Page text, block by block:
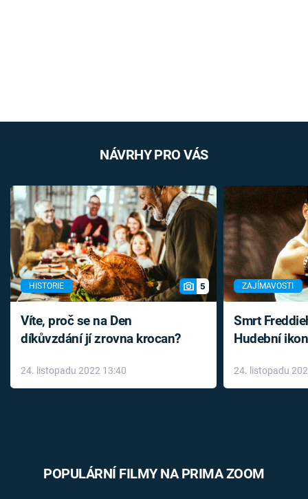
NÁVRHY PRO VÁS
HISTORIE 5
Víte, proč se na Den
díkůvzdání jí zrovna krocan?
24. listopadu 2022 13:40
ZAJÍMAVOSTI
Smrt
Hudební
léky
24. listopadu
POPULÁRNÍ FILMY NA PRIMA ZOOM